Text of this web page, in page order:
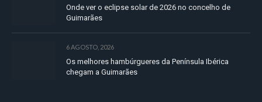
Onde ver o eclipse solar de 2026 no concelho de
Guimarães
6 AGOSTO, 2026
Os melhores hambúrgueres da Península Ibérica
chegam a Guimarães